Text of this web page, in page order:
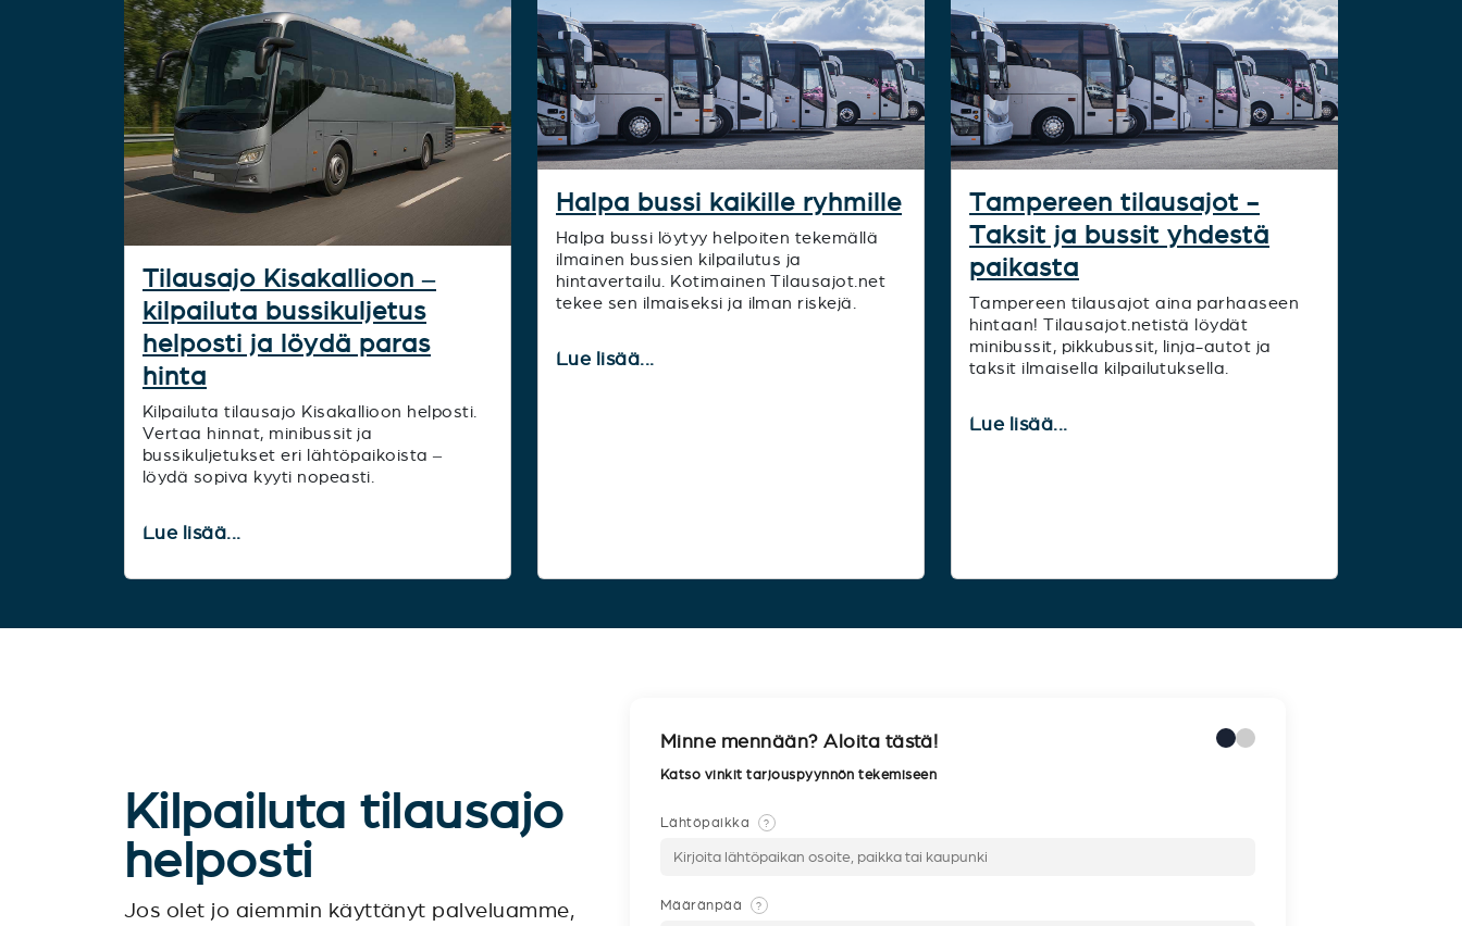
Tilausajo Kisakallioon –
kilpailuta bussikuljetus
helposti ja löydä paras
hinta
Kilpailuta tilausajo Kisakallioon helposti.
Vertaa hinnat, minibussit ja
bussikuljetukset eri lähtöpaikoista –
löydä sopiva kyyti nopeasti.
Lue lisää...
Halpa bussi kaikille ryhmille
Halpa bussi löytyy helpoiten tekemällä
ilmainen bussien kilpailutus ja
hintavertailu. Kotimainen Tilausajot.net
tekee sen ilmaiseksi ja ilman riskejä.
Lue lisää...
Tampereen tilausajot -
Taksit ja bussit yhdestä
paikasta
Tampereen tilausajot aina parhaaseen
hintaan! Tilausajot.netistä löydät
minibussit, pikkubussit, linja-autot ja
taksit ilmaisella kilpailutuksella.
Lue lisää...
Kilpailuta tilausajo
helposti
Jos olet jo aiemmin käyttänyt palveluamme,
Minne mennään? Aloita tästä!
Katso vinkit tarjouspyynnön tekemiseen
Lähtöpaikka ?
Määränpää ?